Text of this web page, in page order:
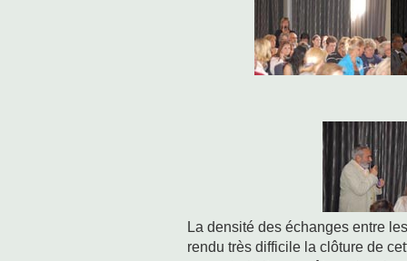
La densité des échanges entre
rendu très difficile la clôture de